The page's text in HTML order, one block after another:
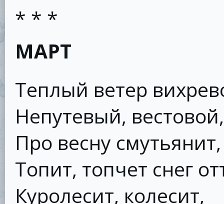
* * *
МАРТ
Теплый ветер
Непутевый, вестовой,
Про весну
Топит, топчет снег
Куролесит, колесит,